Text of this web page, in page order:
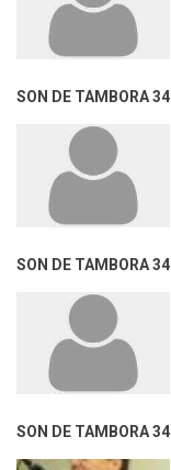
SON DE TAMBORA
SON DE TAMBORA
SON DE TAMBORA